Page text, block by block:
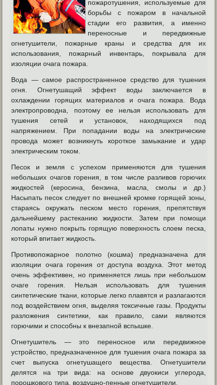
пожаротушения, используемые для
борьбы с пожаром в начальной
стадии его развития, а именно
переносные и передвижные
огнетушители, пожарные краны и средства для их
использования, пожарный инвентарь, покрывала для
изоляции очага пожара.
Вода — самое распространенное средство для тушения
огня. Огнетушащий эффект воды заключается в
охлаждении горящих материалов и очага пожара. Вода
электропроводна, поэтому ее нельзя использовать для
тушения сетей и установок, находящихся под
напряжением. При попадании воды на электрические
провода может возникнуть короткое замыкание и удар
электрическим током.
Песок и земля с успехом применяются для тушения
небольших очагов горения, в том числе разливов горючих
жидкостей (керосина, бензина, масла, смолы и др.)
Насыпать песок следует по внешней кромке горящей зоны,
стараясь окружать песком место горения, препятствуя
дальнейшему растеканию жидкости. Затем при помощи
лопаты нужно покрыть горящую поверхность слоем песка,
который впитает жидкость.
Противопожарное полотно (кошма) предназначена для
изоляции очага горения от доступа воздуха. Этот метод
очень эффективен, но применяется лишь при небольшом
очаге горения. Нельзя использовать для тушения
синтетические ткани, которые легко плавятся и разлагаются
под воздействием огня, выделяя токсичные газы. Продукты
разложения синтетики, как правило, сами являются
горючими и способны к внезапной вспышке.
Огнетушитель — это переносное или передвижное
устройство, предназначенное для тушения очага пожара за
счет выпуска огнетушащего вещества. Огнетушители
делятся на три вида: на основе двуокиси углерода,
порошкового типа, воздушно-пенные огнетушители.